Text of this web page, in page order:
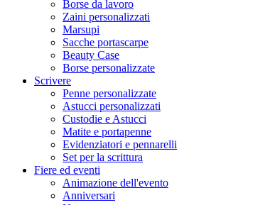
Borse da lavoro
Zaini personalizzati
Marsupi
Sacche portascarpe
Beauty Case
Borse personalizzate
Scrivere
Penne personalizzate
Astucci personalizzati
Custodie e Astucci
Matite e portapenne
Evidenziatori e pennarelli
Set per la scrittura
Fiere ed eventi
Animazione dell'evento
Anniversari